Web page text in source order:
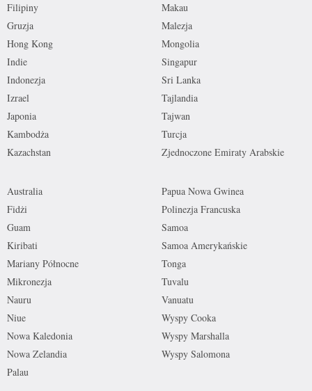
Filipiny
Gruzja
Hong Kong
Indie
Indonezja
Izrael
Japonia
Kambodża
Kazachstan
Makau
Malezja
Mongolia
Singapur
Sri Lanka
Tajlandia
Tajwan
Turcja
Zjednoczone Emiraty Arabskie
Australia
Fidżi
Guam
Kiribati
Mariany Północne
Mikronezja
Nauru
Niue
Nowa Kaledonia
Nowa Zelandia
Palau
Papua Nowa Gwinea
Polinezja Francuska
Samoa
Samoa Amerykańskie
Tonga
Tuvalu
Vanuatu
Wyspy Cooka
Wyspy Marshalla
Wyspy Salomona